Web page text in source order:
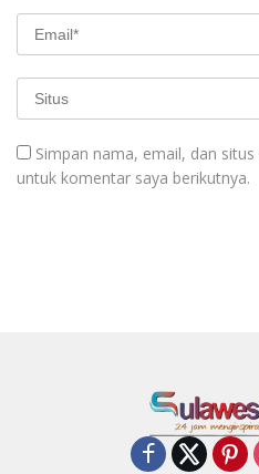
Simpan nama, email, dan
untuk komentar saya berikutnya.